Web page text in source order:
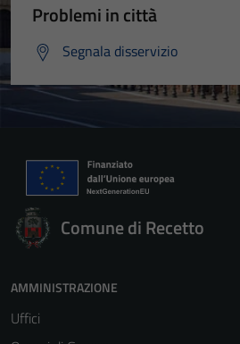
Problemi in città
Segnala disservizio
Comune di Recetto
AMMINISTRAZIONE
Uffici